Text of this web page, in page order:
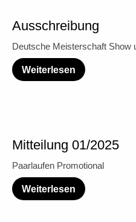
Ausschreibung
Deutsche Meisterschaft Show
Weiterlesen
Mitteilung 01/2025
Paarlaufen Promotional
Weiterlesen